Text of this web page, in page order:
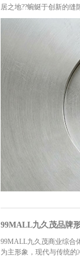
居之地??蜿蜒于创新的
99MALL九久茂品牌
99MALL九久茂商业综合
为主形象，现代与传统